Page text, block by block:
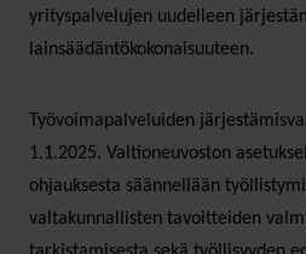
yrityspalvelujen uudelleen
lainsäädäntökokonaisuuteen.
Työvoimapalveluiden
1.1.2025. Valtioneuvoston
ohjauksesta säännellään
valtakunnallisten tavoitteiden